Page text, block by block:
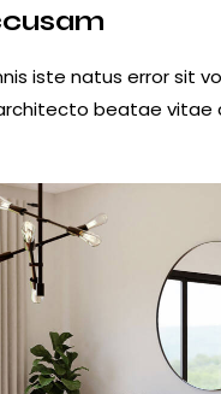
iste natus error sit
beatae vitae